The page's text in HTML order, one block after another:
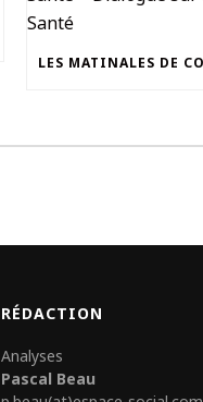
RÉDACTION
Analyses
Pascal Beau